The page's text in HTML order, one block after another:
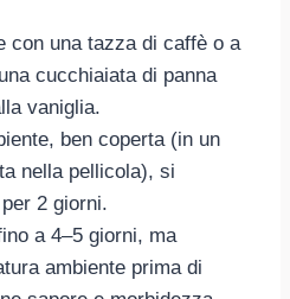
con una tazza di caffè o a
cucchiaiata di panna
vaniglia.
ben coperta (in un
nella pellicola), si
2 giorni.
a 4–5 giorni, ma
ambiente prima di